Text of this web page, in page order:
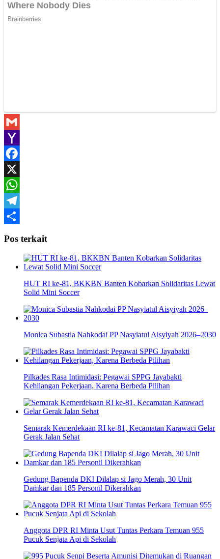
Gmail
Yahoo
Mail
Facebook
X
WhatsApp
Telegram
Pos terkait
HUT RI ke-81, BKKBN Banten Kobarkan Solidaritas Lewat
Solid Mini Soccer
Monica Subastia Nahkodai PP Nasyiatul Aisyiyah 2026–2030
Pilkades Rasa Intimidasi: Pegawai SPPG Jayabakti
Kehilangan Pekerjaan, Karena Berbeda Pilihan
Semarak Kemerdekaan RI ke-81, Kecamatan Karawaci Gelar
Gerak Jalan Sehat
Gedung Bapenda DKI Dilalap si Jago Merah, 30 Unit
Damkar dan 185 Personil Dikerahkan
Anggota DPR RI Minta Usut Tuntas Perkara Temuan 955
Pucuk Senjata Api di Sekolah